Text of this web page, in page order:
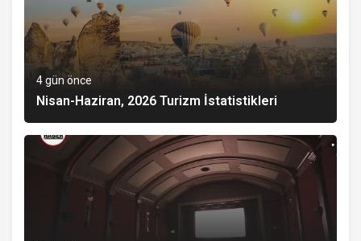
4 gün önce
Nisan-Haziran, 2026 Turizm İstatistikleri